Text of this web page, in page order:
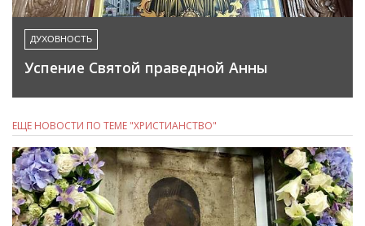
ДУХОВНОСТЬ
Успение Святой праведной Анны
ЕЩЕ НОВОСТИ ПО ТЕМЕ "ХРИСТИАНСТВО"